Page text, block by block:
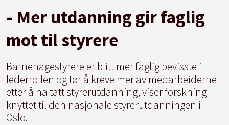
- Mer utdanning gir faglig
mot til styrere
Barnehagestyrere er blitt mer faglig bevisste i
lederrollen og tør å kreve mer av medarbeiderne
etter å ha tatt styrerutdanning, viser forskning
knyttet til den nasjonale styrerutdanningen i
Oslo.